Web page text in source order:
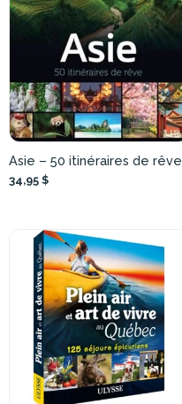
Asie – 50 itinéraires de rêve
34,95 $